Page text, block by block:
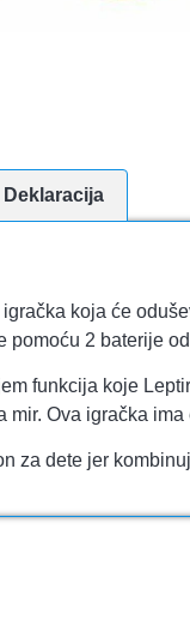
Deklaracija
koja će
pomoću 2 baterije
funkcija koje
mir. Ova igračka
za dete jer